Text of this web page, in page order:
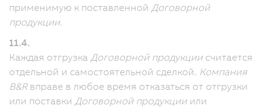
применимую к поставленной Договорной
продукции.
11.4.
Каждая отгрузка Договорной продукции считается
отдельной и самостоятельной сделкой. Компания
B&Rвправе в любое время отказаться от отгрузки
или поставки Договорной продукции или